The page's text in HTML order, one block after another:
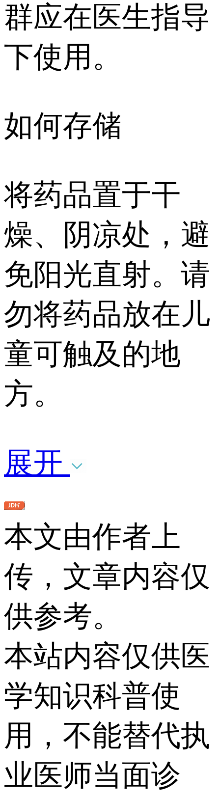
群应在医生指导
下使用。
如何存储
将药品置于干
燥、阴凉处，避
免阳光直射。请
勿将药品放在儿
童可触及的地
方。
展开
本文由作者上
传，文章内容仅
供参考。
本站内容仅供医
学知识科普使
用，不能替代执
业医师当面诊